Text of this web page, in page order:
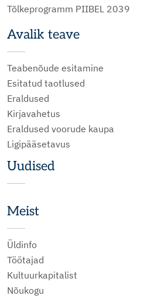
Tõlkeprogramm PIIBEL 2039
Avalik teave
Teabenõude esitamine
Esitatud taotlused
Eraldused
Kirjavahetus
Eraldused voorude kaupa
Ligipääsetavus
Uudised
Meist
Üldinfo
Töötajad
Kultuurkapitalist
Nõukogu